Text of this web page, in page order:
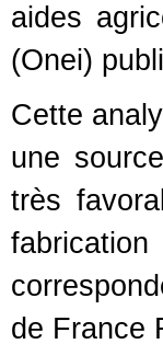
aides
(Onei)
Cette
une
très
de France